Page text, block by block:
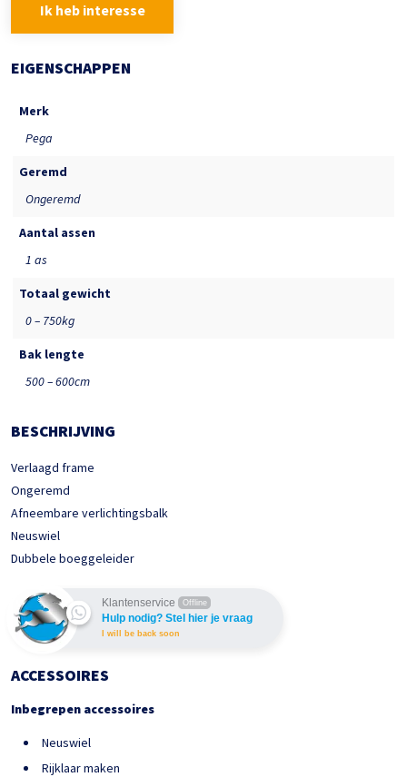
Ik heb interesse
EIGENSCHAPPEN
Merk
Pega
Geremd
Ongeremd
Aantal assen
1 as
Totaal gewicht
0 – 750kg
Bak lengte
500 – 600cm
BESCHRIJVING
Verlaagd frame
Ongeremd
Afneembare verlichtingsbalk
Neuswiel
Dubbele boeggeleider
Klantenservice Offline
Hulp nodig? Stel hier je vraag
I will be back soon
ACCESSOIRES
Inbegrepen accessoires
Neuswiel
Rijklaar maken